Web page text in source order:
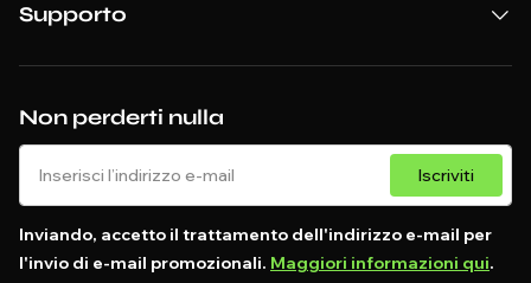
Non perderti nulla
Iscriviti
Inviando, accetto il trattamento dell'indirizzo e-mail per
l'invio di e-mail promozionali. Maggiori informazioni qui.
Supporto